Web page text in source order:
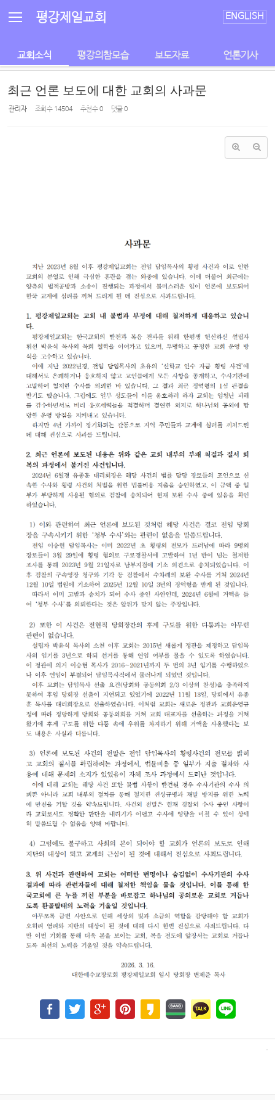
평강제일교회 ENGLISH
교회소식 평강의참모습 보도자료 언론기사
최근 언론 보도에 대한 교회의 사과문
관리자 조회 수 14504 추천 수0 댓글0